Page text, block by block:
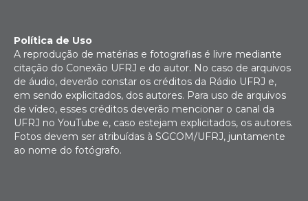
Política de Uso
A reprodução de matérias e fotografias é livre mediante
citação do Conexão UFRJ e do autor. No caso de arquivos
de áudio, deverão constar os créditos da Rádio UFRJ e,
em sendo explicitados, dos autores. Para uso de arquivos
de vídeo, esses créditos deverão mencionar o canal da
UFRJ no YouTube e, caso estejam explicitados, os autores.
Fotos devem ser atribuídas à SGCOM/UFRJ, juntamente
ao nome do fotógrafo.